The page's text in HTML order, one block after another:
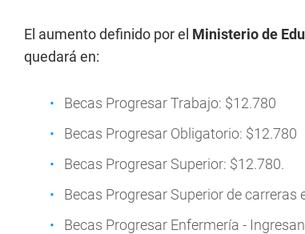
El aumento definido por el Ministerio de
quedará en:
Becas Progresar Trabajo: $12.780
Becas Progresar Obligatorio: $12.780
Becas Progresar Superior: $12.780.
Becas Progresar Superior de carreras
Becas Progresar Enfermería -